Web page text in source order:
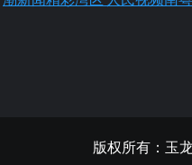
版权所有：玉